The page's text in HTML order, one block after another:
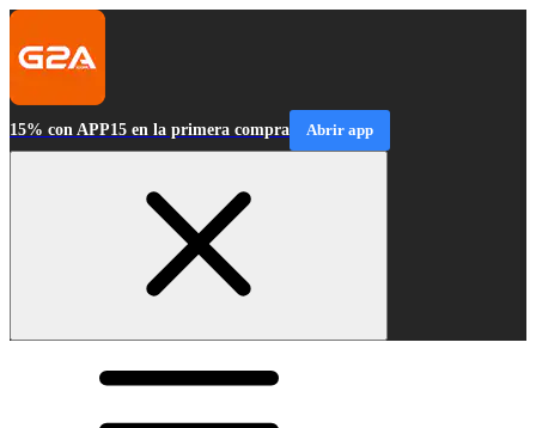
15% con APP15 en la primera compra Abrir app